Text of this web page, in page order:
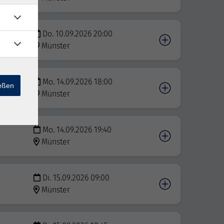
Do. 10.09.2026 20:00
Münster
Mo. 14.09.2026 18:00
Münster
Mo. 14.09.2026 19:40
Münster
Di. 15.09.2026 09:00
Münster